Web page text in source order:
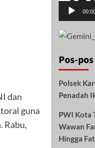
dan
guna
Rabu,
Pos-
Polsek
Penadah
PWI Kota
Wawan
Hingga